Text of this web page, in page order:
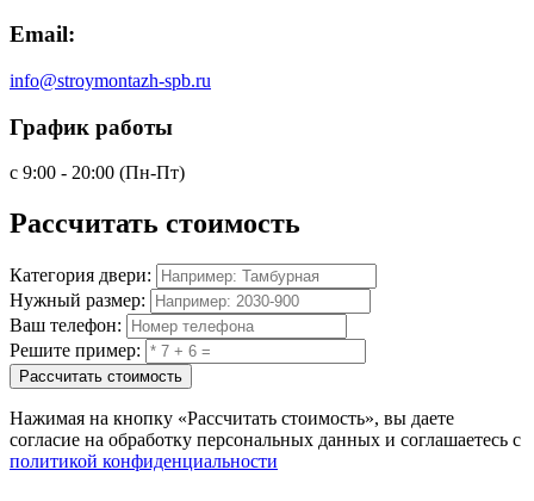
Email:
info@stroymontazh-spb.ru
График работы
с 9:00 - 20:00 (Пн-Пт)
Рассчитать стоимость
Категория двери:
Нужный размер:
Ваш телефон:
Решите пример:
Рассчитать стоимость
Нажимая на кнопку «Рассчитать стоимость», вы даете
согласие на обработку персональных данных и соглашаетесь с
политикой конфиденциальности